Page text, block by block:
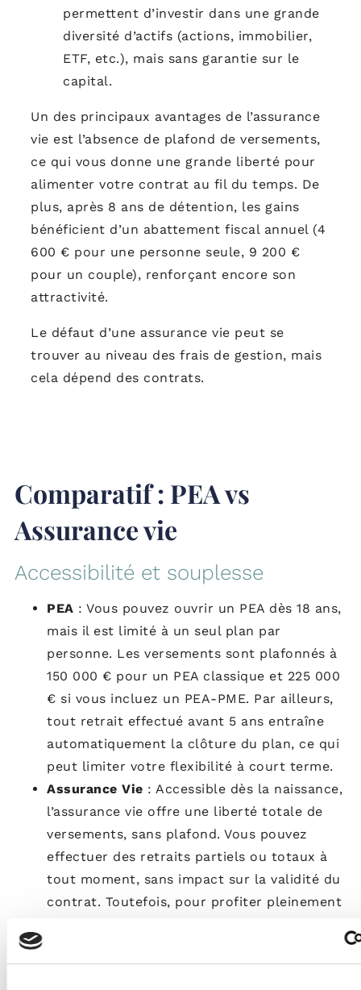
permettent d’investir dans une grande
diversité d’actifs (actions, immobilier,
ETF, etc.), mais sans garantie sur le
capital.
Un des principaux avantages de l’assurance
vie est l’absence de plafond de versements,
ce qui vous donne une grande liberté pour
alimenter votre contrat au fil du temps. De
plus, après 8 ans de détention, les gains
bénéficient d’un abattement fiscal annuel (4
600 € pour une personne seule, 9 200 €
pour un couple), renforçant encore son
attractivité.
Le défaut d’une assurance vie peut se
trouver au niveau des frais de gestion, mais
cela dépend des contrats.
Comparatif : PEA vs
Assurance vie
Accessibilité et souplesse
PEA : Vous pouvez ouvrir un PEA dès 18 ans,
mais il est limité à un seul plan par
personne. Les versements sont plafonnés à
150 000 € pour un PEA classique et 225 000
€ si vous incluez un PEA-PME. Par ailleurs,
tout retrait effectué avant 5 ans entraîne
automatiquement la clôture du plan, ce qui
peut limiter votre flexibilité à court terme.
Assurance Vie : Accessible dès la naissance,
l’assurance vie offre une liberté totale de
versements, sans plafond. Vous pouvez
effectuer des retraits partiels ou totaux à
tout moment, sans impact sur la validité du
contrat. Toutefois, pour profiter pleinement